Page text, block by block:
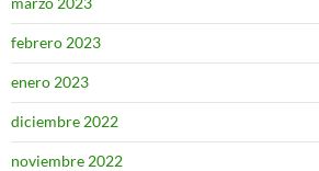
febrero 2023
enero 2023
diciembre 2022
noviembre 2022